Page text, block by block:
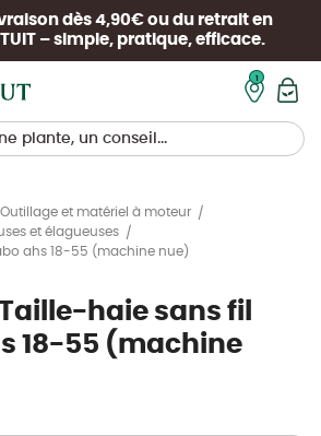
dès 4,90€ ou du retrait en
– simple, pratique, efficace.
Outillage et matériel à moteur
et élagueuses
ahs 18-55 (machine nue)
haie sans fil
18-55 (machine